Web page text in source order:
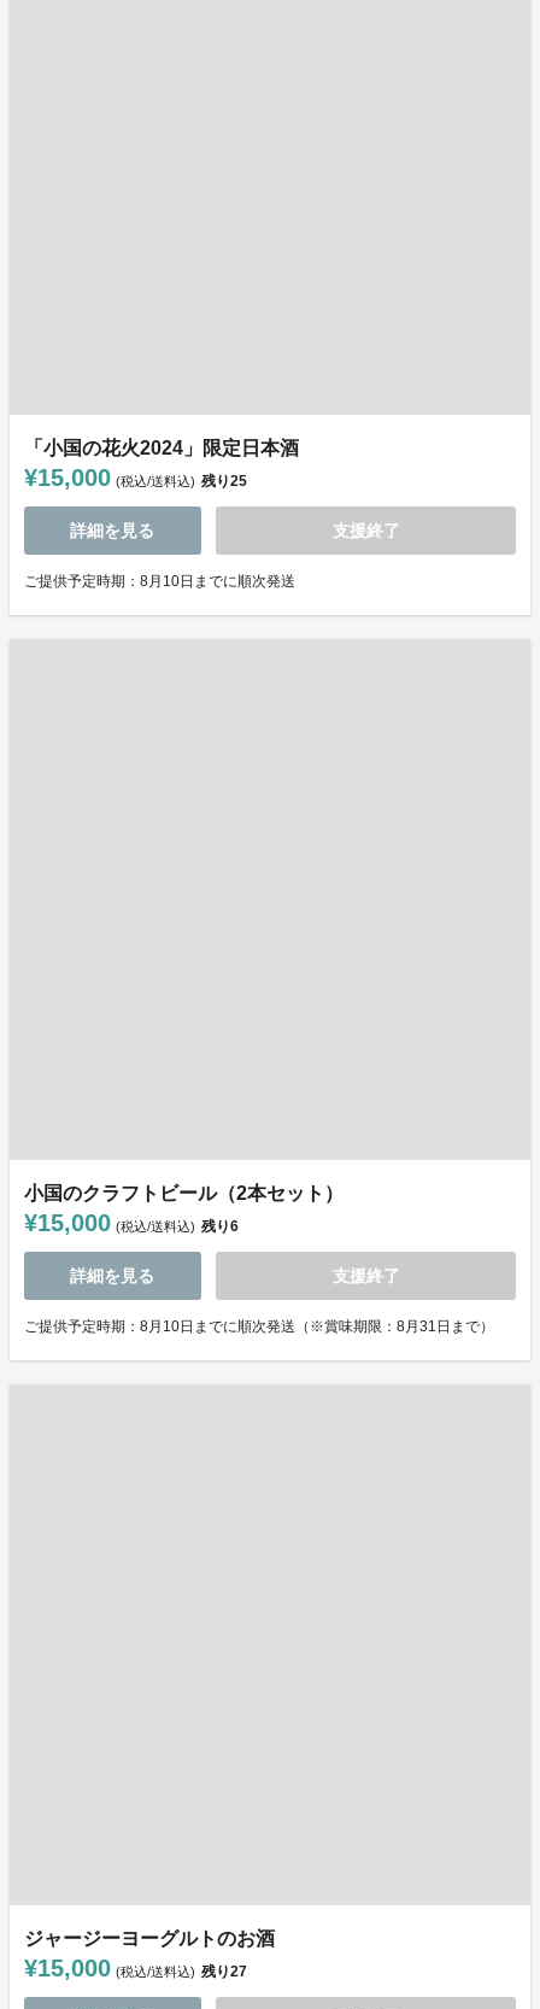
「小国の花火2024」限定日本酒
¥15,000 (税込/送料込) 残り25
詳細を見る 支援終了
ご提供予定時期：8月10日までに順次発送
小国のクラフトビール（2本セット）
¥15,000 (税込/送料込) 残り6
詳細を見る 支援終了
ご提供予定時期：8月10日までに順次発送（※賞味期限：8月31日まで）
ジャージーヨーグルトのお酒
¥15,000 (税込/送料込) 残り27